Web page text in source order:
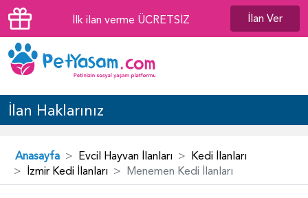
İlk ilan verme ÜCRETSİZ İlan Ver
İlan Haklarınız
Anasayfa Evcil Hayvan İlanları
Kedi İlanları
İzmir Kedi İlanları
Menemen Kedi İlanları